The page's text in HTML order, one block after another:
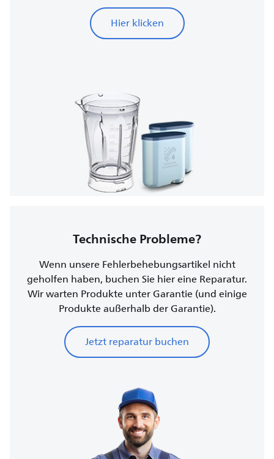
Hier klicken
Technische Probleme?
Wenn unsere Fehlerbehebungsartikel nicht
geholfen haben, buchen Sie hier eine Reparatur.
Wir warten Produkte unter Garantie (und einige
Produkte außerhalb der Garantie).
Jetzt reparatur buchen